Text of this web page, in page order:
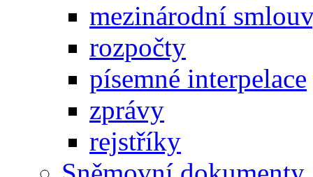
mezinárodní
rozpočty
písemné interpelace
zprávy
rejstříky